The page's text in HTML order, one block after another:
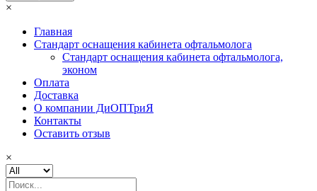
×
Главная
Стандарт оснащения кабинета офтальмолога
Стандарт оснащения кабинета офтальмолога,
эконом
Оплата
Доставка
О компании ДиОПТриЯ
Контакты
Оставить отзыв
×